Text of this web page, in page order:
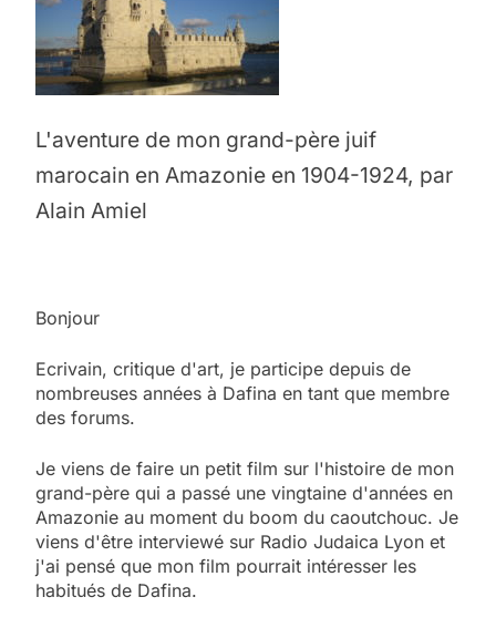
L'aventure de mon grand-père juif
marocain en Amazonie en 1904-1924, par
Alain Amiel
Bonjour
Ecrivain, critique d'art, je participe depuis de
nombreuses années à Dafina en tant que membre
des forums.
Je viens de faire un petit film sur l'histoire de mon
grand-père qui a passé une vingtaine d'années en
Amazonie au moment du boom du caoutchouc. Je
viens d'être interviewé sur Radio Judaica Lyon et
j'ai pensé que mon film pourrait intéresser les
habitués de Dafina.